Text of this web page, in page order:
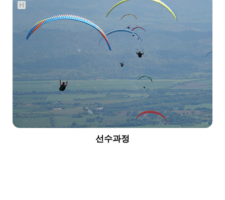
03-25
서홍수
H
선수과정